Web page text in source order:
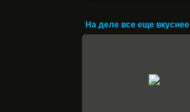
На деле все еще вкуснее